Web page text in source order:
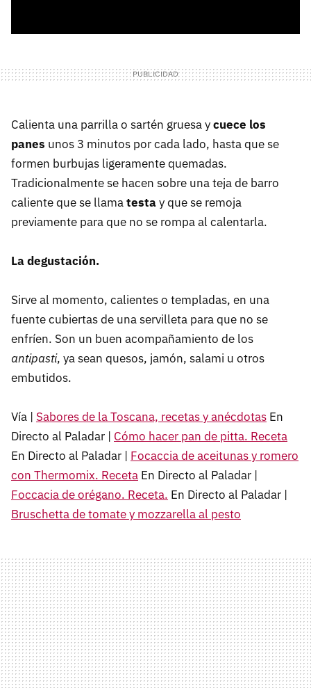
Calienta una parrilla o sartén gruesa ycuece los
panes unos 3 minutos por cada lado, hasta que se
formen burbujas ligeramente quemadas.
Tradicionalmente se hacen sobre una teja de barro
caliente que se llamatestay que se remoja
previamente para que no se rompa al calentarla.
La degustación.
Sirve al momento, calientes o templadas, en una
fuente cubiertas de una servilleta para que no se
enfríen. Son un buen acompañamiento de los
antipasti, ya sean quesos, jamón, salami u otros
embutidos.
Vía | Sabores de la Toscana, recetas y anécdotas En
Directo al Paladar | Cómo hacer pan de pitta. Receta
En Directo al Paladar | Focaccia de aceitunas y romero
con Thermomix. Receta En Directo al Paladar |
Foccacia de orégano. Receta. En Directo al Paladar |
Bruschetta de tomate y mozzarella al pesto